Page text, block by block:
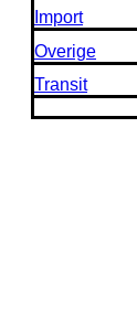
Import
Overige
Transit